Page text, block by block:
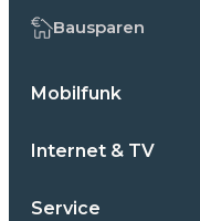
Bausparen
Mobilfunk
Internet & TV
Service